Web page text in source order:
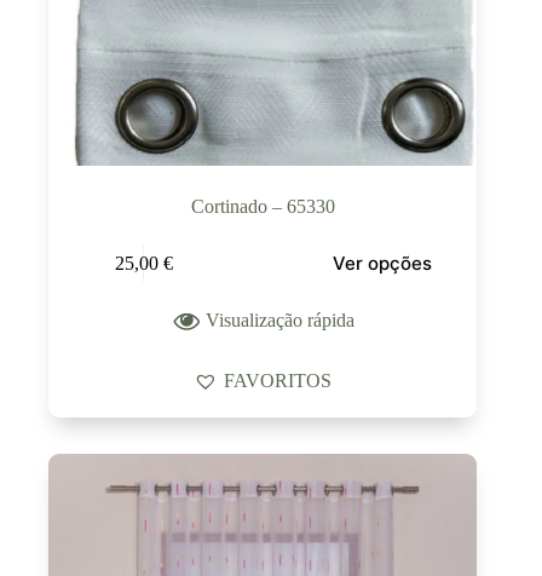
Cortinado – 65330
25,00 € Ver opções
Visualização rápida
FAVORITOS